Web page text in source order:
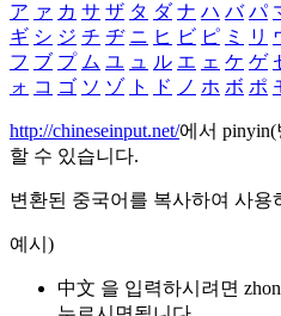
ア ァ カ サ ザ タ ダ ナ ハ バ パ
ギ シ ジ チ ヂ ニ ヒ ビ ピ ミ リ
フ ブ プ ム ユ ュ ル エ ェ ケ ゲ
ォ コ ゴ ソ ゾ ト ド ノ ホ ボ ポ
http://chineseinput.net/에서
할 수 있습니다.
변환된 중국어를 복사하여 사용
예시)
中文 을 입력하시려면